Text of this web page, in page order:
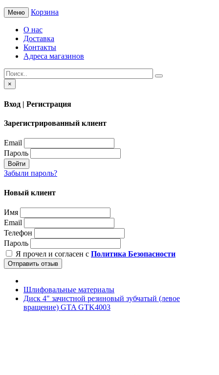
Меню Корзина
О нас
Доставка
Контакты
Адреса магазинов
×
Вход | Регистрация
Зарегистрированный клиент
Email
Пароль
Войти
Забыли пароль?
Новый клиент
Имя
Email
Телефон
Пароль
Я прочел и согласен с Политика Безопасности
Отправить отзыв
Шлифовальные материалы
Диск 4" зачистной резиновый зубчатый (левое
вращение) GTA GTK4003